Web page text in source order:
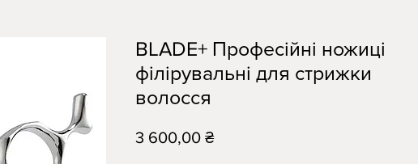
BLADE+ Професійні ножиці
філірувальні для стрижки
волосся
3 600,00 ₴Ціна